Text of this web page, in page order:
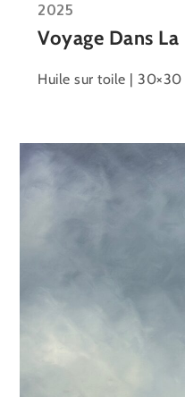
2025
Voyage Dans
Huile sur toile |